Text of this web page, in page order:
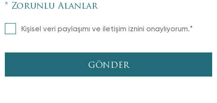
* Zorunlu Alanlar
Kişisel veri paylaşımı ve iletişim iznini onaylıyorum.*
GÖNDER